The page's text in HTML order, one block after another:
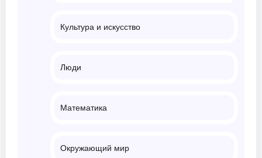
Культура и искусство
Люди
Математика
Окружающий мир